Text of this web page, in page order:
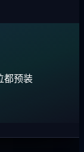
都预装